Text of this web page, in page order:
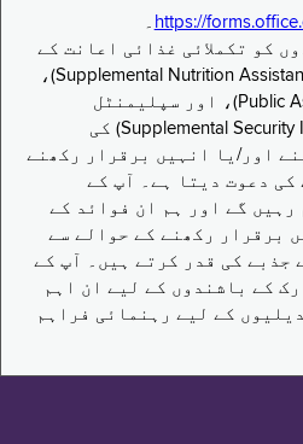
https:// ۔
کو تکملائی غذائی اعانت کے
پروگرام (Supplemental Nutrition Assistance Program, SNAP)،
عوامی معاونت (Public Assistance, PA)، اور سپلیمنٹل
سیکیورٹی انکم (Supplemental Security Income, SSI) کی
اور/یا انہیں برقرار رکھنے
دعوت دیتا ہے۔ آپ کے
گے اور ہم ان فوائد کے
برقرار رکھنے کے حوالے سے
جذبے کی قدر کرتے ہیں۔ آپ کے
کے باشندوں کے لیے ان اہم
کے لیے رہنمائی فراہم